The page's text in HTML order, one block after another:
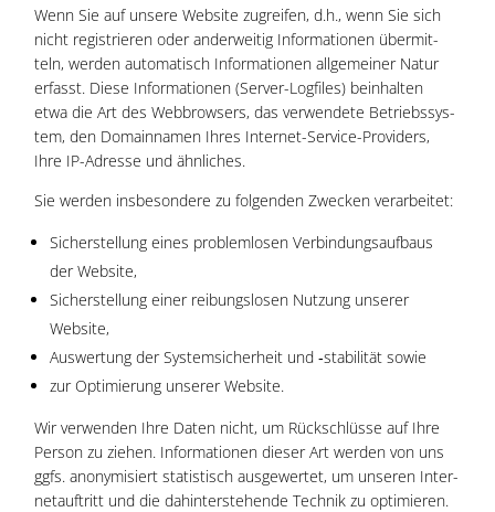
Wenn Sie auf unse­re Web­site zugrei­fen, d.h., wenn Sie sich
nicht regis­trie­ren oder ander­wei­tig Infor­ma­tio­nen über­mit­
teln, wer­den auto­ma­tisch Infor­ma­tio­nen all­ge­mei­ner Natur
erfasst. Die­se Infor­ma­tio­nen (Ser­ver-Log­files) beinhal­ten
etwa die Art des Web­brow­sers, das ver­wen­de­te Betriebs­sys­
tem, den Domain­na­men Ihres Inter­net-Ser­vice-Pro­vi­ders,
Ihre IP-Adres­se und ähnliches.
Sie wer­den ins­be­son­de­re zu fol­gen­den Zwe­cken verarbeitet:
Sicher­stel­lung eines pro­blem­lo­sen Ver­bin­dungs­auf­baus
der Website,
Sicher­stel­lung einer rei­bungs­lo­sen Nut­zung unse­rer
Website,
Aus­wer­tung der Sys­tem­si­cher­heit und ‑sta­bi­li­tät sowie
zur Opti­mie­rung unse­rer Website.
Wir ver­wen­den Ihre Daten nicht, um Rück­schlüs­se auf Ihre
Per­son zu zie­hen. Infor­ma­tio­nen die­ser Art wer­den von uns
ggfs. anony­mi­siert sta­tis­tisch aus­ge­wer­tet, um unse­ren Inter­
net­auf­tritt und die dahin­ter­ste­hen­de Tech­nik zu optimieren.